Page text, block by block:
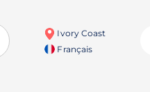
Ivory Coast
Français